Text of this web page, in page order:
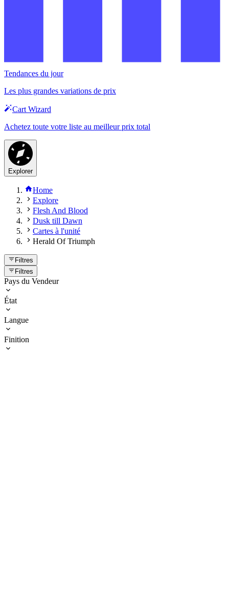
Tendances du jour
Les plus grandes variations de prix
Cart Wizard
Achetez toute votre liste au meilleur prix total
Explorer
Home
Explore
Flesh And Blood
Dusk till Dawn
Cartes à l'unité
Herald Of Triumph
Filtres
Filtres
Pays du Vendeur
État
Langue
Finition